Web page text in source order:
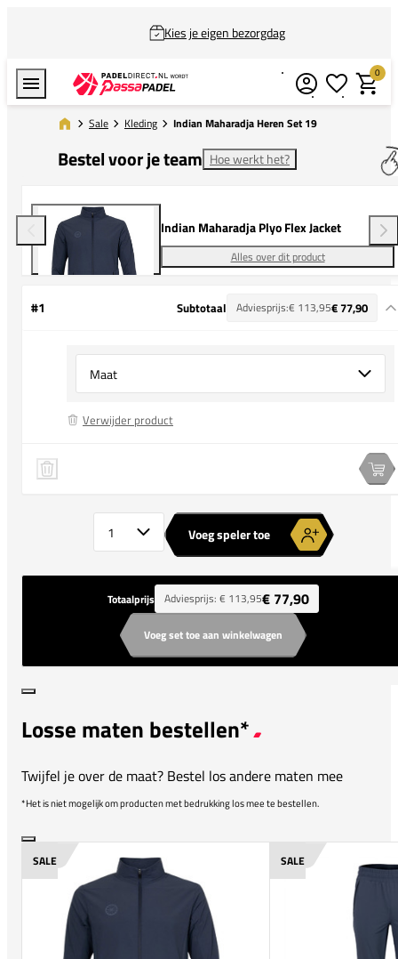
Kies je eigen bezorgdag
0
Sale Kleding Indian Maharadja Heren Set 19
Bestel voor je team Hoe werkt het?
Indian Maharadja Plyo Flex Jacket
Alles over dit product
#1 Subtotaal Adviesprijs:€ 113,95€ 77,90
Verwijder product
Speler 1 verwijderen
Aantal spelers
Voeg speler toe
Totaalprijs Adviesprijs: € 113,95€ 77,90
Voeg set toe aan winkelwagen
Losse maten bestellen*
Twijfel je over de maat? Bestel los andere maten mee
*Het is niet mogelijk om producten met bedrukking los mee te bestellen.
SALE SALE